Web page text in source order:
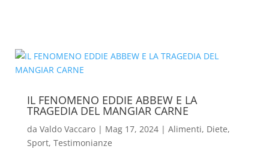
IL FENOMENO EDDIE ABBEW E LA
TRAGEDIA DEL MANGIAR CARNE
da Valdo Vaccaro| Mag 17, 2024| Alimenti, Diete,
Sport, Testimonianze